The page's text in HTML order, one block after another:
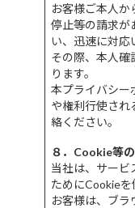
お客様ご本人か
停止等の請求が
い、迅速に対応
その際、本人確
ります。
本プライバシー
や権利行使され
絡ください｡
８．Cookie等
当社は、サービ
ためにCookieを
お客様は、ブ